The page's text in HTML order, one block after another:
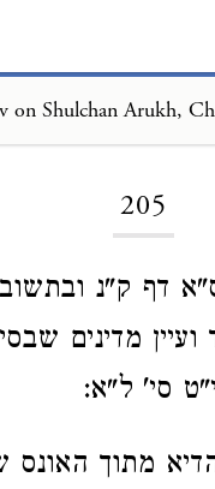
on Shulchan Arukh,
205
דף ק"נ
מדינים
סי' ל"א:
מתוך האונס